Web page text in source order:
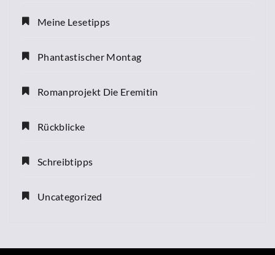
Meine Lesetipps
Phantastischer Montag
Romanprojekt Die Eremitin
Rückblicke
Schreibtipps
Uncategorized